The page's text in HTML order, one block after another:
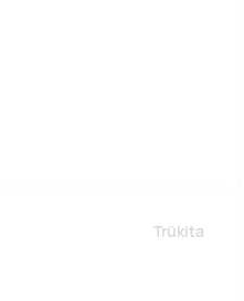
Trükita